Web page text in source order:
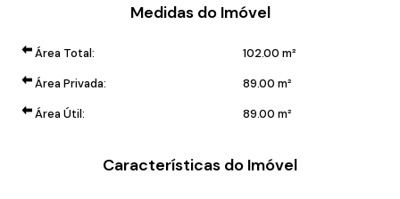
Medidas do Imóvel
Área Total: 102.00 m²
Área Privada:
89.00 m²
Área Útil:
89.00 m²
Características do Imóvel